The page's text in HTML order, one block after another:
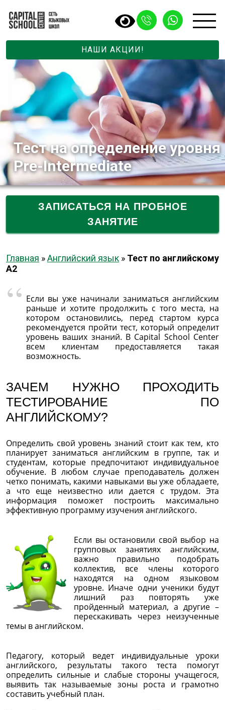
НАШИ АКЦИИ!
Тест на определение уровня
Pre-Intermediate
ЗАПИСАТЬСЯ НА ПРОБНОЕ
ЗАНЯТИЕ
Главная »Английский язык » Тест по английскому
A2
Если вы уже начинали заниматься английским
раньше и хотите продолжить с того места, на
котором остановились, перед стартом курса
рекомендуется пройти тест, который определит
уровень ваших знаний. В Capital School Center
всем клиентам предоставляется такая
возможность.
ЗАЧЕМ НУЖНО ПРОХОДИТЬ
ТЕСТИРОВАНИЕ ПО
АНГЛИЙСКОМУ?
Определить свой уровень знаний стоит как тем, кто
планирует заниматься английским в группе, так и
студентам, которые предпочитают индивидуальное
обучение. В любом случае преподаватель должен
четко понимать, какими навыками вы уже обладаете,
а что еще неизвестно или дается с трудом. Эта
информация поможет построить максимально
эффективную программу изучения английского.
Если вы остановили свой выбор на
групповых занятиях английским,
важно правильно подобрать
коллектив, все члены которого
находятся на одном языковом
уровне. Иначе одни ученики будут
лишний раз повторять уже
пройденный материал, а другие –
перескакивать через неизученные
темы в английском.
Педагогу, который ведет индивидуальные уроки
английского, результаты такого теста помогут
определить сильные и слабые стороны учащегося,
выявить так называемые зоны роста и грамотно
составить учебный план.